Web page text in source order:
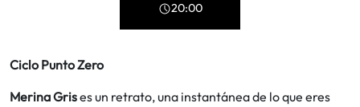
20:00
Ciclo Punto Zero
Merina Grises un retrato, una instantánea de lo que eres